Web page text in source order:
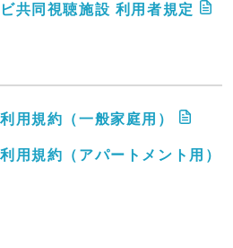
共同視聴施設 利用者規定
用規約（一般家庭用）
用規約（アパートメント用）